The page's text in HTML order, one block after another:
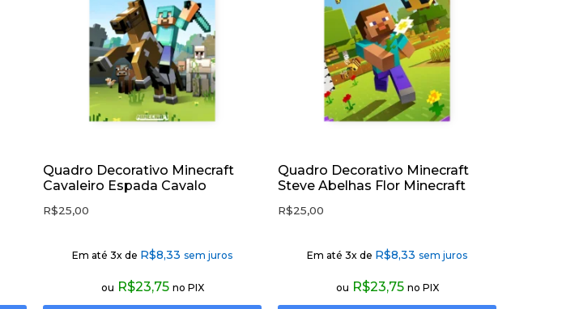
Quadro Decorativo Minecraft
Cavaleiro Espada Cavalo
R$25,00
Em até 3x de R$8,33 sem juros
ou R$23,75 no PIX
Quadro Decorativo Minecraft
Steve Abelhas Flor Minecraft
R$25,00
Em até 3x de R$8,33 sem juros
ou R$23,75 no PIX